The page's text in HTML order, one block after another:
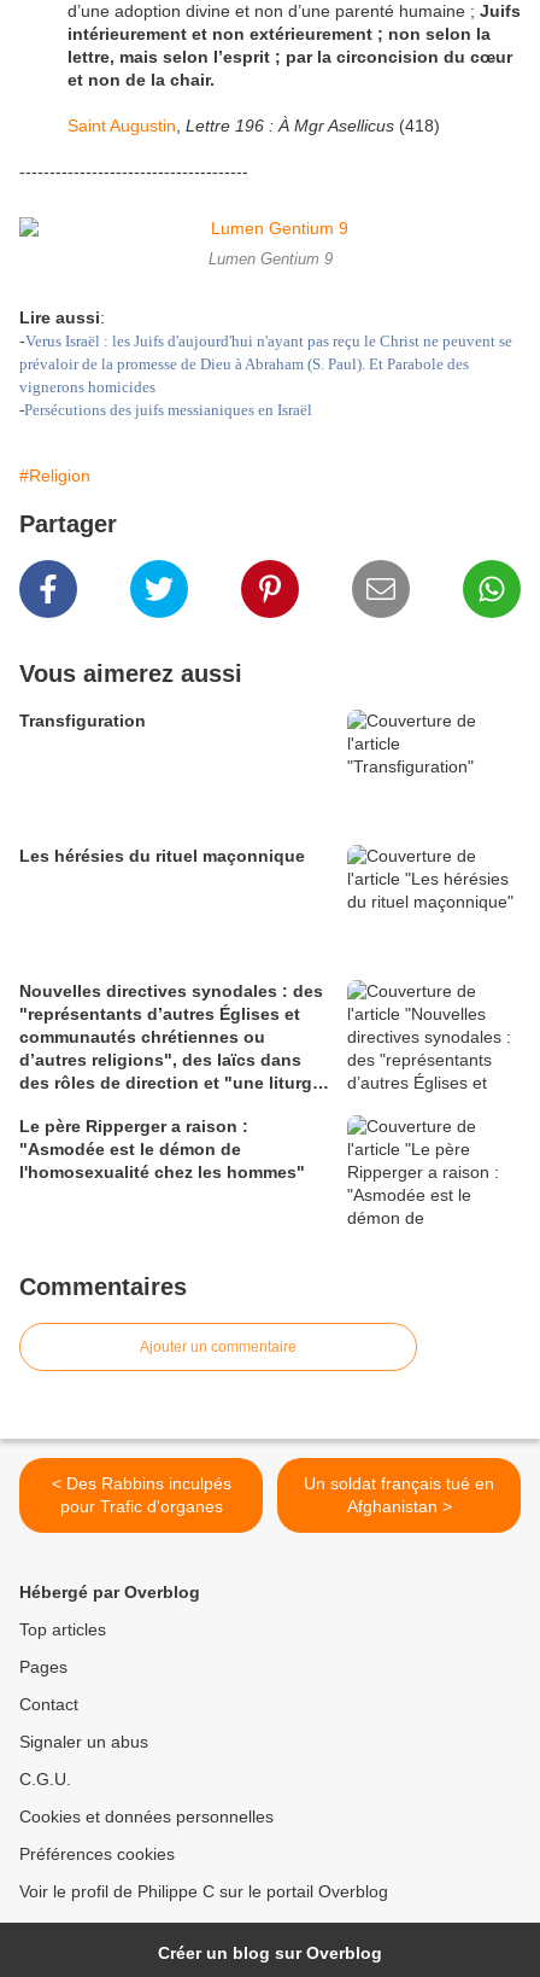
d’une adoption divine et non d’une parenté humaine ; Juifs
intérieurement et non extérieurement ; non selon la
lettre, mais selon l’esprit ; par la circoncision du cœur
et non de la chair.
Saint Augustin Lettre 196 : À Mgr Asellicus (418)
--------------------------------------
Lumen Gentium 9
Lire aussi:
-Verus Israël : les Juifs d'aujourd'hui n'ayant pas reçu le Christ ne peuvent se
prévaloir de la promesse de Dieu à Abraham (S. Paul). Et Parabole des
vignerons homicides
-Persécutions des juifs messianiques en Israël
#Religion
Partager
Vous aimerez aussi
Transfiguration
Les hérésies du rituel maçonnique
Nouvelles directives synodales : des
"représentants d’autres Églises et
communautés chrétiennes ou
d’autres religions", des laïcs dans
des rôles de direction et "une liturgie
Le père Ripperger a raison :
"Asmodée est le démon de
l'homosexualité chez les hommes"
Commentaires
Ajouter un commentaire
< Des Rabbins inculpés
pour Trafic d'organes
Un soldat français tué en
Afghanistan >
Hébergé par Overblog
Top articles
Pages
Contact
Signaler un abus
C.G.U.
Cookies et données personnelles
Préférences cookies
Voir le profil de Philippe C sur le portail Overblog
Créer un blog sur Overblog